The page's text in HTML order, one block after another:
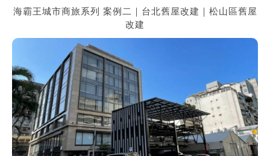
海霸王城市商旅系列 案例二｜台北舊屋改建｜松山區舊屋
改建